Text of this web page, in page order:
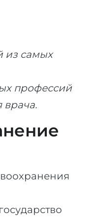
из самых
профессий
врача.